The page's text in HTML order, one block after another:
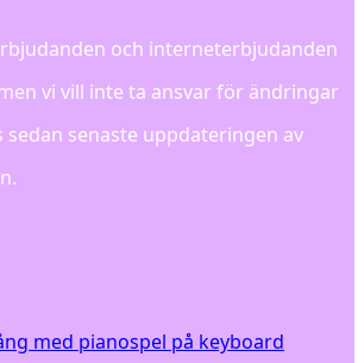
och interneterbjudanden
vi vill inte ta ansvar för ändringar
senaste uppdateringen av
med pianospel på keyboard